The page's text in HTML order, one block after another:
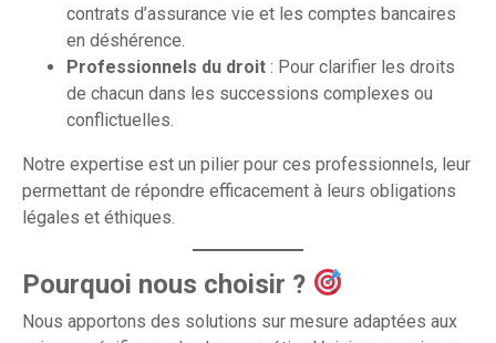
contrats d’assurance vie et les comptes bancaires
en déshérence.
Professionnels du droit : Pour clarifier les droits
de chacun dans les successions complexes ou
conflictuelles.
Notre expertise est un pilier pour ces professionnels, leur
permettant de répondre efficacement à leurs obligations
légales et éthiques.
Pourquoi nous choisir ?
Nous apportons des solutions sur mesure adaptées aux